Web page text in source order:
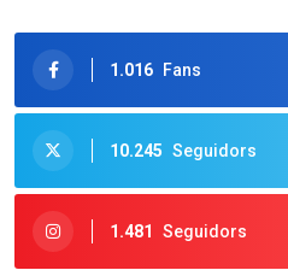
1.016 Fans
10.245 Seguidors
1.481 Seguidors